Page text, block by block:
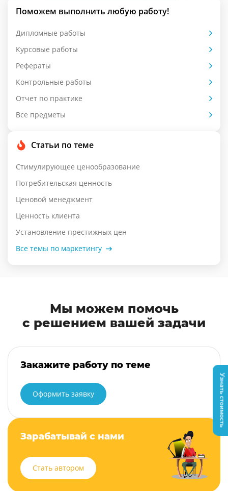
Поможем выполнить любую работу!
Дипломные работы
Курсовые работы
Рефераты
Контрольные работы
Отчет по практике
Все предметы
Статьи по теме
Стимулирующее ценообразование
Потребительская ценность
Ценовой менеджмент
Ценность клиента
Установление престижных цен
Все темы по маркетингу
Мы можем помочь
с решением вашей задачи
Закажите работу по теме
Оформить заявку
Зарабатывай с нами
Стать автором
Узнать стоимость